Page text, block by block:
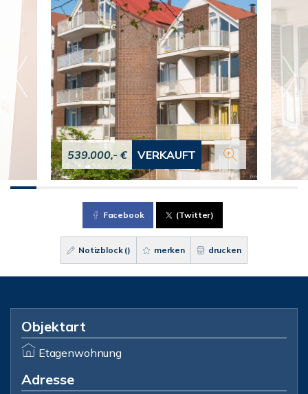
539.000,- € VERKAUFT
Facebook (Twitter)
Notizblock () merken drucken
Objektart
Etagenwohnung
Adresse